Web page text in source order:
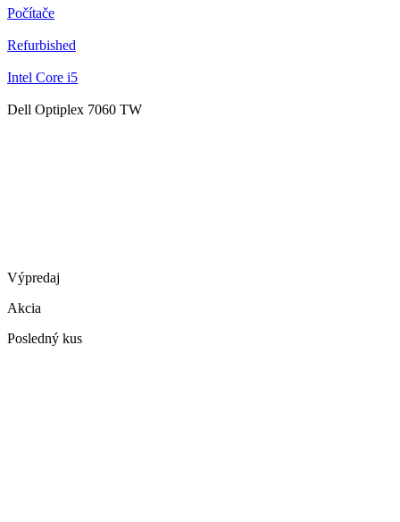
Počítače
Refurbished
Intel Core i5
Dell Optiplex 7060 TW
Výpredaj
Akcia
Posledný kus